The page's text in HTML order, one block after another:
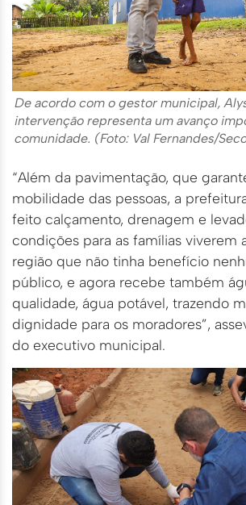
De acordo com o gestor municipal,
intervenção representa um avanço
comunidade. (Foto: Val Fernandes/
“Além da pavimentação, que
mobilidade das pessoas, a
feito calçamento, drenagem e
condições para as famílias viverem
região que não tinha benefício
público, e agora recebe também
qualidade, água potável, trazendo
dignidade para os moradores”,
do executivo municipal.